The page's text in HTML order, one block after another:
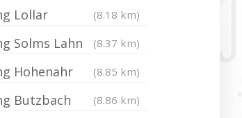
Lollar (8.18 km)
Solms Lahn (8.37 km)
Hohenahr (8.85 km)
Butzbach (8.86 km)